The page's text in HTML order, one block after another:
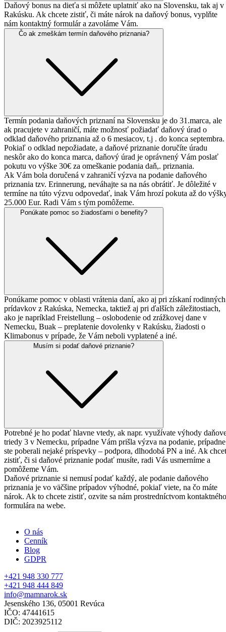
Daňový bonus na dieťa si môžete uplatniť ako na Slovensku, tak aj v
Rakúsku. Ak chcete zistiť, či máte nárok na daňový bonus, vyplňte
nám kontaktný formulár a zavoláme Vám.
Čo ak zmeškám termín daňového priznania?
Termín podania daňových priznaní na Slovensku je do 31.marca, ale
ak pracujete v zahraničí, máte možnosť požiadať daňový úrad o
odklad daňového priznania až o 6 mesiacov, t.j . do konca septembra.
Pokiaľ o odklad nepožiadate, a daňové priznanie doručíte úradu
neskôr ako do konca marca, daňový úrad je oprávnený Vám poslať
pokutu vo výške 30€ za omeškanie podania daň,. priznania.
Ak Vám bola doručená v zahraničí výzva na podanie daňového
priznania tzv. Erinnerung, neváhajte sa na nás obrátiť. Je dôležité v
termíne na túto výzvu odpovedať, inak Vám hrozí pokuta až do
25.000 Eur. Radi Vám s tým pomôžeme.
Ponúkate pomoc so žiadosťami o benefity?
Ponúkame pomoc v oblasti vrátenia daní, ako aj pri získaní rodinných
prídavkov z Rakúska, Nemecka, taktiež aj pri ďalších záležitostiach,
ako je napríklad Freistellung – oslobodenie od zrážkovej dane v
Nemecku, Buak – preplatenie dovolenky v Rakúsku, žiadosti o
Klimabonus v prípade, že Vám neboli vyplatené a iné.
Musím si podať daňové priznanie?
Potrebné je ho podať hlavne vtedy, ak napr. využívate výhody
triedy 3 v Nemecku, prípadne Vám prišla výzva na podanie, prípadne
ste poberali nejaké príspevky – podpora, dlhodobá PN a iné. Ak
zistiť, či si daňové priznanie podať musíte, radi Vás usmerníme a
pomôžeme Vám.
Daňové priznanie si nemusí podať každý, ale podanie daňového
priznania je vo väčšine prípadov výhodné, pokiaľ viete, na čo máte
nárok. Ak to chcete zistiť, ozvite sa nám prostredníctvom kontaktného
formulára na webe.
O nás
Cenník
Blog
GDPR
+421 948 330 777
+421 948 444 849
info@mamnarok.sk
Jesenského 136, 05001 Revúca
IČO: 47441615
DIČ: 2023925112